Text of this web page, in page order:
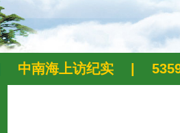
中南海上访纪实